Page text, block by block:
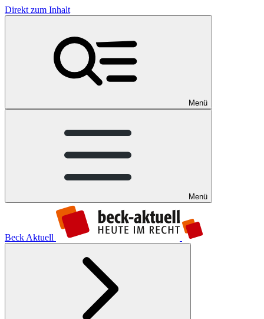
Direkt zum Inhalt
Menü
Menü
Beck Aktuell